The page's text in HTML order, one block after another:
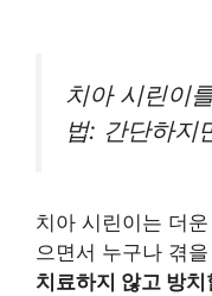
치아 시린이
법: 간단하지
치아 시린이는 더
으면서 누구나 겪
치료하지 않고 방치